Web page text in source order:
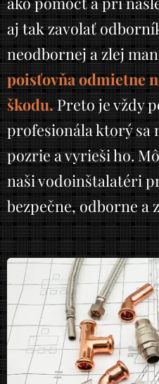
aj tak zavolať
neodbornej a zlej
poisťovňa odmietne
škodu.Preto je vždy
profesionála ktorý sa
pozrie a vyrieši ho.
naši vodoinštalatéri
bezpečne, odborne a